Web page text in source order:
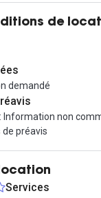
incluent également
équipée, idéales
avec des prestations
et celui de vos
ou travailler
pour les
(3 à chaque étage)
de
demandé
Information non
de préavis
Services